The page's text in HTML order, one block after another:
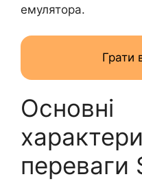
емулятора.
Грати
Основні
переваги